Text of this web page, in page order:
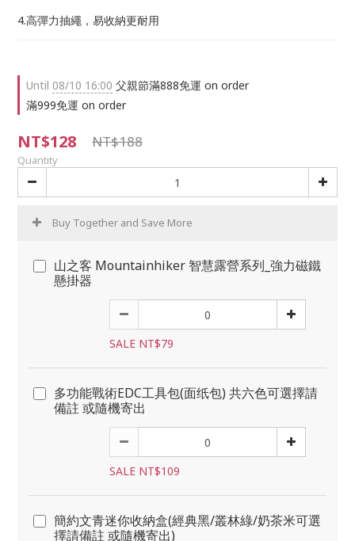
4.高彈力抽繩，易收納更耐用
Until 08/10 16:00 父親節滿888免運 on order
滿999免運 on order
NT$128 NT$188
Quantity
Buy Together and Save More
山之客 Mountainhiker 智慧露營系列_強力磁鐵
懸掛器
SALE NT$79
多功能戰術EDC工具包(面纸包) 共六色可選擇請
備註 或隨機寄出
SALE NT$109
簡約文青迷你收納盒(經典黑/叢林綠/奶茶米可選
擇請備註 或隨機寄出)